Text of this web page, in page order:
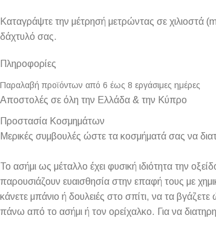
Καταγράψτε την μέτρησή μετρώντας σε χιλιοστά
δάχτυλό σας.
Πληροφορίες
Παραλαβή προϊόντων από 6 έως 8 εργάσιμες ημέρες
Αποστολές σε όλη την Ελλάδα & την Κύπρο
Προστασία Κοσμημάτων
Μερικές συμβουλές ώστε τα κοσμήματά σας να
Το ασήμι ως μέταλλο έχει φυσική ιδιότητα την
παρουσιάζουν ευαισθησία στην επαφή τους με
κάνετε μπάνιο ή δουλειές στο σπίτι, να τα
πάνω από το ασήμι ή τον ορείχαλκο. Για να